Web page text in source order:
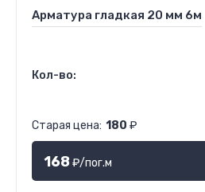
Арматура гладкая 20 мм 6м
Кол-во:
Старая цена: 180 ₽
168₽/пог.м